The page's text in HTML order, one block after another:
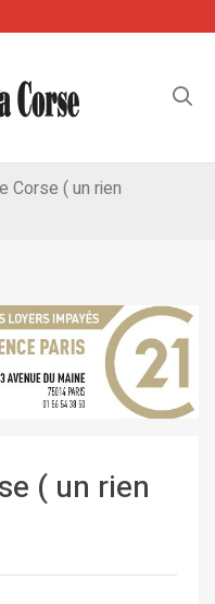
Corse ( un rien
( un rien